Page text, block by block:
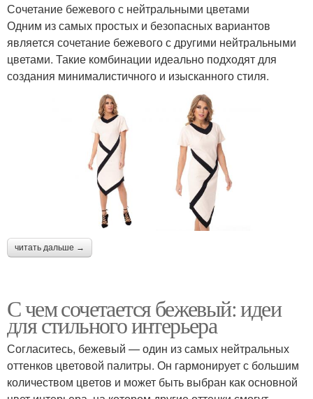
Сочетание бежевого с нейтральными цветами
Одним из самых простых и безопасных вариантов
является сочетание бежевого с другими нейтральными
цветами. Такие комбинации идеально подходят для
создания минималистичного и изысканного стиля.
читать дальше →
С чем сочетается бежевый: идеи
для стильного интерьера
Согласитесь, бежевый — один из самых нейтральных
оттенков цветовой палитры. Он гармонирует с большим
количеством цветов и может быть выбран как основной